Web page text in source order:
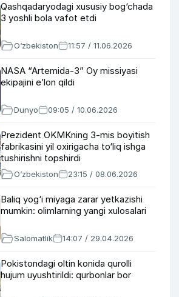
Qashqadaryodagi xususiy bog‘chada
3 yoshli bola vafot etdi
O‘zbekiston 11:57 / 11.06.2026
NASA “Artemida-3” Oy missiyasi
ekipajini e’lon qildi
Dunyo 09:05 / 10.06.2026
Prezident OKMKning 3-mis boyitish
fabrikasini yil oxirigacha to‘liq ishga
tushirishni topshirdi
O‘zbekiston 23:15 / 08.06.2026
Baliq yog‘i miyaga zarar yetkazishi
mumkin: olimlarning yangi xulosalari
Salomatlik 14:07 / 29.04.2026
Pokistondagi oltin konida qurolli
hujum uyushtirildi: qurbonlar bor